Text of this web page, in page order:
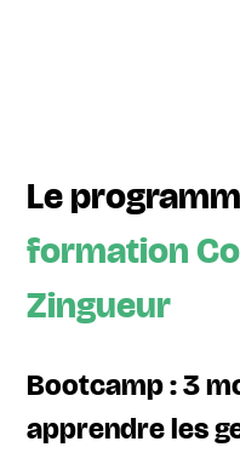
Le
formation
Zingueur
Bootcamp : 3
apprendre les